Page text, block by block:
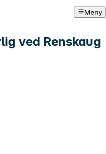
Meny
ved Renskaug